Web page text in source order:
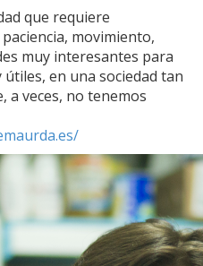
que requiere
movimiento,
muy interesantes para
en una sociedad tan
a veces, no tenemos